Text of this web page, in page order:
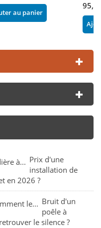
au panier
Prix d'une
installation de
en 2026 ?
Bruit d'un
poêle à
le silence ?